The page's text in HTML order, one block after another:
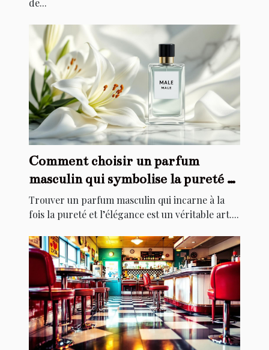
de...
Comment choisir un parfum
masculin qui symbolise la pureté et
l'élégance ?
Trouver un parfum masculin qui incarne à la
fois la pureté et l’élégance est un véritable art....